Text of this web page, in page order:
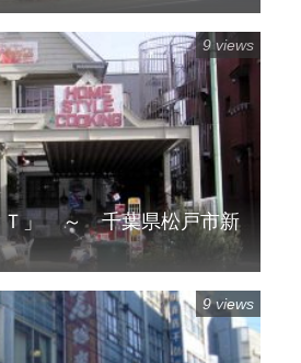
Ｔ」 ～ 千葉県松戸市新
9 views
9 views